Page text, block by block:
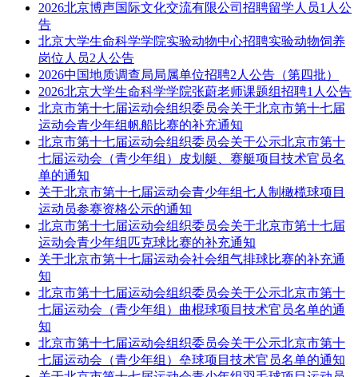
2026北京博声国际文化交流有限公司招聘留学人员1人公
告
北京大学生命科学学院实验动物中心招聘实验动物饲养
岗位人员2人公告
2026中国地质调查局局属单位招聘2人公告（第四批）
2026北京大学生命科学学院张蔚老师课题组招聘1人公告
北京市第十七届运动会组织委员会关于北京市第十七届
运动会青少年组帆船比赛的补充通知
北京市第十七届运动会组织委员会关于公示北京市第十
七届运动会（青少年组）皮划艇、赛艇项目技术官员名
单的通知
关于北京市第十七届运动会青少年组七人制橄榄球项目
运动员参赛资格公示的通知
北京市第十七届运动会组织委员会关于北京市第十七届
运动会青少年组匹克球比赛的补充通知
关于北京市第十七届运动会社会组气排球比赛的补充通
知
北京市第十七届运动会组织委员会关于公示北京市第十
七届运动会（青少年组）曲棍球项目技术官员名单的通
知
北京市第十七届运动会组织委员会关于公示北京市第十
七届运动会（青少年组）垒球项目技术官员名单的通知